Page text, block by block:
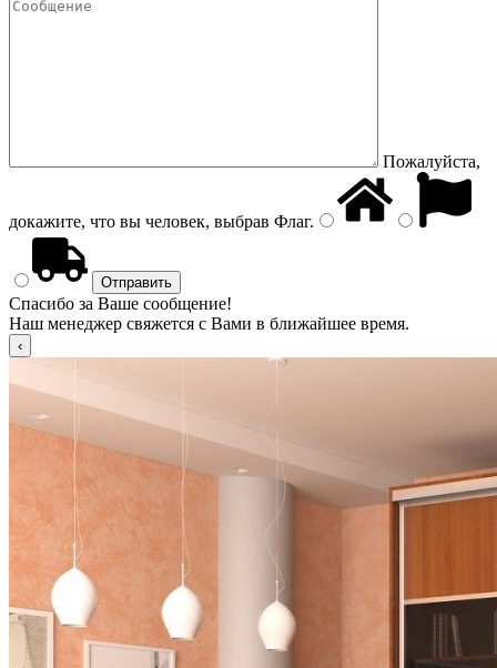
Пожалуйста,
докажите, что вы человек, выбрав Флаг.
Спасибо за Ваше сообщение!
Наш менеджер свяжется с Вами в ближайшее время.